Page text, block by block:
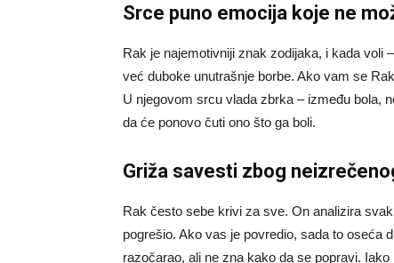
Srce puno emocija koje ne
Rak je najemotivniji znak zodijaka, i kada voli
već duboke unutrašnje borbe. Ako vam se
U njegovom srcu vlada zbrka – između bola,
da će ponovo čuti ono što ga boli.
Griža savesti zbog
Rak često sebe krivi za sve. On analizira
pogrešio. Ako vas je povredio, sada to oseća
razočarao, ali ne zna kako da se popravi.